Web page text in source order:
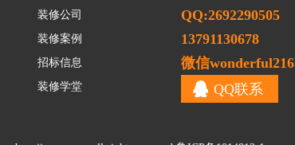
装修公司
装修案例
招标信息
装修学堂
QQ:2692290505
13791130678
微信wonderful216
QQ联系